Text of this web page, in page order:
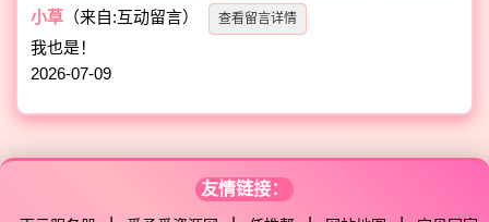
小草 （来自:互动留言） 查看留言详情
我也是！
2026-07-09
友情链接：